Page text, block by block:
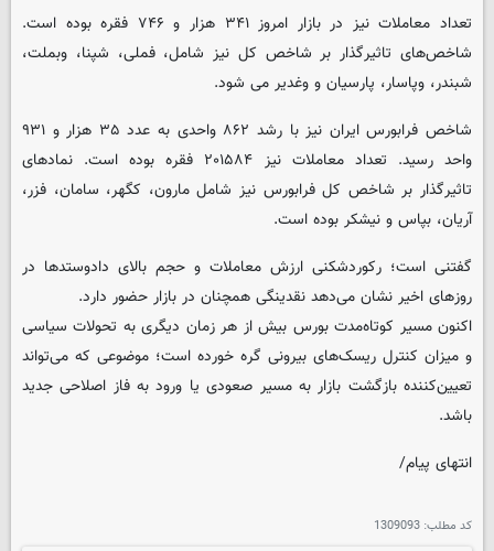
تعداد معاملات نیز در بازار امروز ۳۴۱ هزار و ۷۴۶ فقره بوده است.
شاخص‌های تاثیرگذار بر شاخص کل نیز شامل، فملی، شپنا، وبملت،
شبندر، وپاسار، پارسیان و وغدیر می شود.
شاخص فرابورس ایران نیز با رشد ۸۶۲ واحدی به عدد ۳۵ هزار و ۹۳۱
واحد رسید. تعداد معاملات نیز ۲۰۱۵۸۴ فقره بوده است. نمادهای
تاثیرگذار بر شاخص کل فرابورس نیز شامل مارون، کگهر، سامان، ‌فزر،
آریان، بپاس و نیشکر بوده است.
گفتنی است؛ رکوردشکنی ارزش معاملات و حجم بالای دادوستدها در
روزهای اخیر نشان می‌دهد نقدینگی همچنان در بازار حضور دارد.
اکنون مسیر کوتاه‌مدت بورس بیش از هر زمان دیگری به تحولات سیاسی
و میزان کنترل ریسک‌های بیرونی گره خورده است؛ موضوعی که می‌تواند
تعیین‌کننده بازگشت بازار به مسیر صعودی یا ورود به فاز اصلاحی جدید
باشد.
انتهای پیام/
کد مطلب: 1309093